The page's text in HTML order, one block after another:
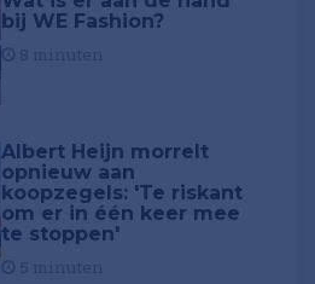
bij WE Fashion?
Albert Heijn morrelt
opnieuw aan
koopzegels: 'Te riskant
om er in één keer mee
te stoppen'